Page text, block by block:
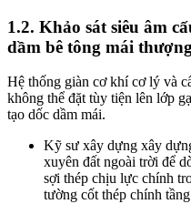
1.2. Khảo sát siêu âm
dầm bê tông mái thượng
Hệ thống giàn cơ khí cơ lý và
không thể đặt tùy tiện lên lớp
tạo dốc dầm mái.
Kỹ sư xây dựng xây
xuyên đất ngoài trời để
sợi thép chịu lực chính
tường cốt thép chính